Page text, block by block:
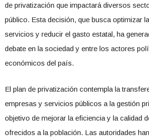
de privatización que impactará diversos
público. Esta decisión, que busca optimizar
servicios y reducir el gasto estatal, ha
debate en la sociedad y entre los actores
económicos del país.
El plan de privatización contempla la
empresas y servicios públicos a la gestión
objetivo de mejorar la eficiencia y la calidad
ofrecidos a la población. Las autoridades